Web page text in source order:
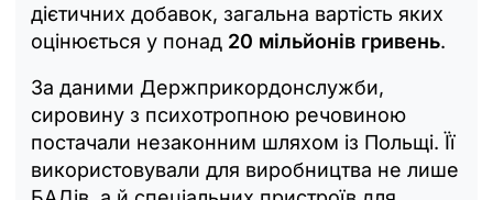
дієтичних добавок, загальна вартість яких
оцінюється у понад 20 мільйонів гривень.
За даними Держприкордонслужби,
сировину з психотропною речовиною
постачали незаконним шляхом із Польщі. Її
використовували для виробництва не лише